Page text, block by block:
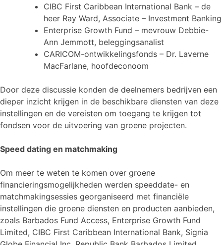
CIBC First Caribbean International Bank – de
heer Ray Ward, Associate – Investment Banking
Enterprise Growth Fund – mevrouw Debbie-
Ann Jemmott, beleggingsanalist
CARICOM-ontwikkelingsfonds – Dr. Laverne
MacFarlane, hoofdeconoom
Door deze discussie konden de deelnemers bedrijven een
dieper inzicht krijgen in de beschikbare diensten van deze
instellingen en de vereisten om toegang te krijgen tot
fondsen voor de uitvoering van groene projecten.
Speed dating en matchmaking
Om meer te weten te komen over groene
financieringsmogelijkheden werden speeddate- en
matchmakingsessies georganiseerd met financiële
instellingen die groene diensten en producten aanbieden,
zoals Barbados Fund Access, Enterprise Growth Fund
Limited, CIBC First Caribbean International Bank, Signia